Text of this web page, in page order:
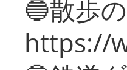
🔵散歩
https://